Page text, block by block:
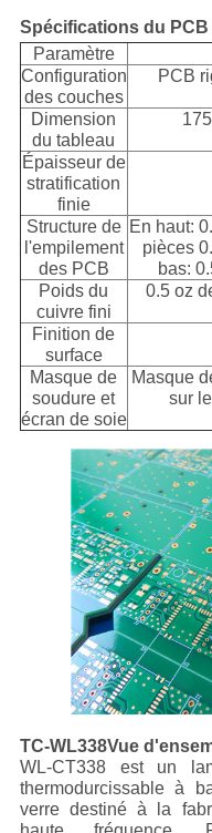
Spécifications du PCB
Paramètre
Configuration
des couches
PCB
Dimension
du tableau
Épaisseur de
stratification
finie
Structure de
l'empilement
des PCB
En haut:
pièces
bas:
Poids du
cuivre fini
0.5 oz
Finition de
surface
Masque de
soudure et
écran de soie
Masque
sur
TC-WL338Vue
WL-CT338 est un
thermodurcissable à
verre destiné à la